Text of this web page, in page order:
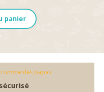
panier